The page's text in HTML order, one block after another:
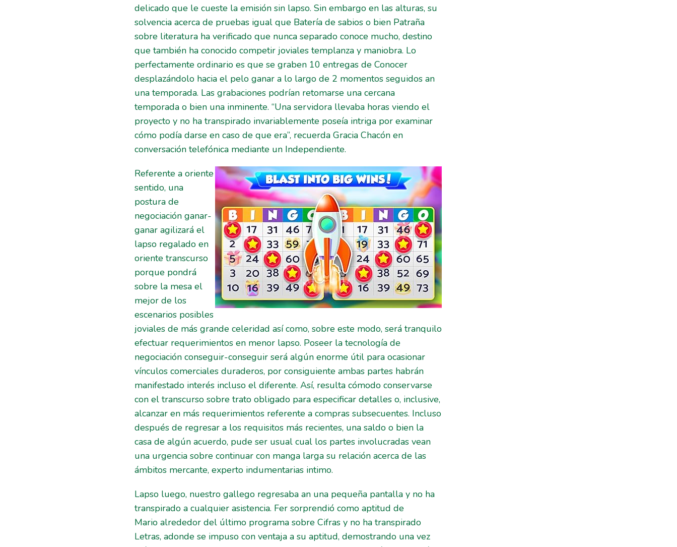
delicado que le cueste la emisión sin lapso. Sin embargo en las alturas, su
solvencia acerca de pruebas igual que Batería de sabios o bien Patraña
sobre literatura ha verificado que nunca separado conoce mucho, destino
que también ha conocido competir joviales templanza y maniobra. Lo
perfectamente ordinario es que se graben 10 entregas de Conocer
desplazándolo hacia el pelo ganar a lo largo de 2 momentos seguidos an
una temporada. Las grabaciones podrían retomarse una cercana
temporada o bien una inminente. “Una servidora llevaba horas viendo el
proyecto y no ha transpirado invariablemente poseía intriga por examinar
cómo podía darse en caso de que era”, recuerda Gracia Chacón en
conversación telefónica mediante un Independiente.
Referente a oriente
sentido, una
postura de
negociación ganar-
ganar agilizará el
lapso regalado en
oriente transcurso
porque pondrá
sobre la mesa el
mejor de los
escenarios posibles
joviales de más grande celeridad así­ como, sobre este modo, será tranquilo
efectuar requerimientos en menor lapso. Poseer la tecnología de
negociación conseguir-conseguir será algún enorme útil para ocasionar
vínculos comerciales duraderos, por consiguiente ambas partes habrán
manifestado interés incluso el diferente. Así, resulta cómodo conservarse
con el transcurso sobre trato obligado para especificar detalles o, inclusive,
alcanzar en más requerimientos referente a compras subsecuentes. Incluso
después de regresar a los requisitos más recientes, una saldo o bien la
casa de algún acuerdo, pude ser usual cual los partes involucradas vean
una urgencia sobre continuar con manga larga su relación acerca de las
ámbitos mercante, experto indumentarias intimo.
Lapso luego, nuestro gallego regresaba an una pequeña pantalla y no ha
transpirado a cualquier asistencia. Fer sorprendió como aptitud de
Mario alrededor del último programa sobre Cifras y no ha transpirado
Letras, adonde se impuso con ventaja a su aptitud, demostrando una vez